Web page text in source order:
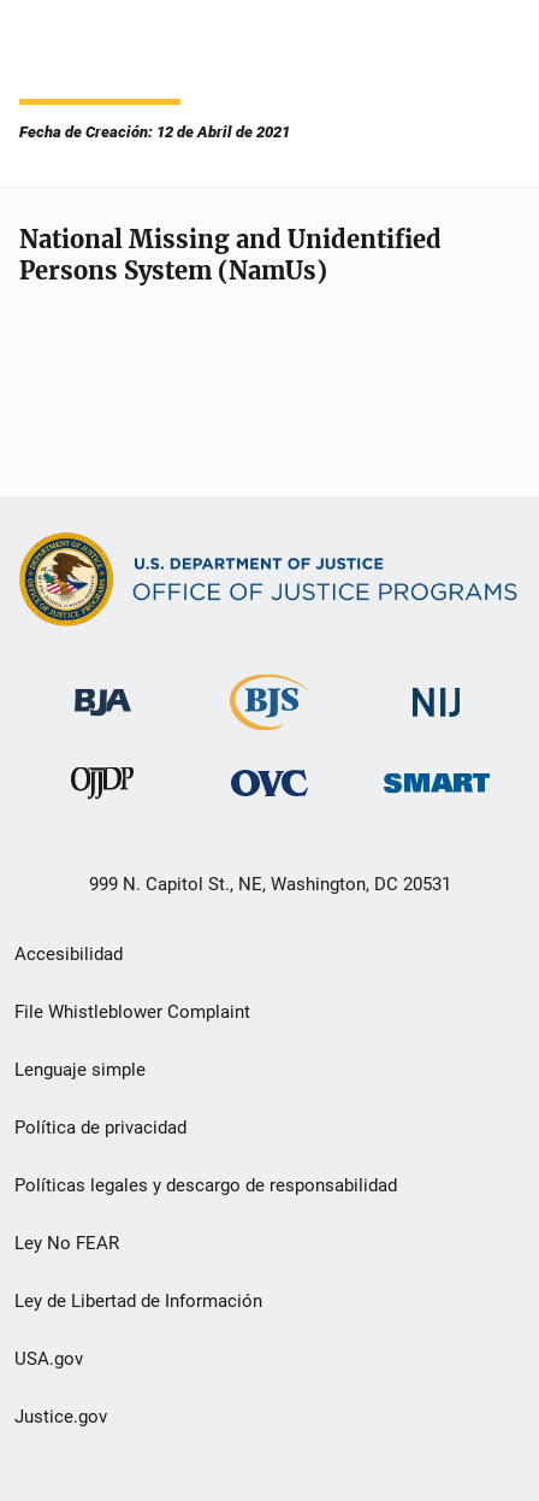
Fecha de Creación: 12 de Abril de 2021
National Missing and Unidentified
Persons System (NamUs)
999 N. Capitol St., NE, Washington, DC 20531
Menú
de
de
pie
de
página
Accesibilidad
File Whistleblower Complaint
Lenguaje simple
Política de privacidad
Políticas legales y descargo de responsabilidad
Ley No FEAR
Ley de Libertad de Información
USA.gov
Justice.gov